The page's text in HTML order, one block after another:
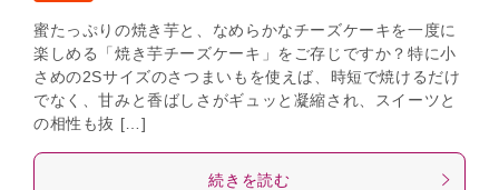
蜜たっぷりの焼き芋と、なめらかなチーズケーキを一度に
楽しめる「焼き芋チーズケーキ」をご存じですか？特に小
さめの2Sサイズのさつまいもを使えば、時短で焼けるだけ
でなく、甘みと香ばしさがギュッと凝縮され、スイーツと
の相性も抜 […]
続きを読む